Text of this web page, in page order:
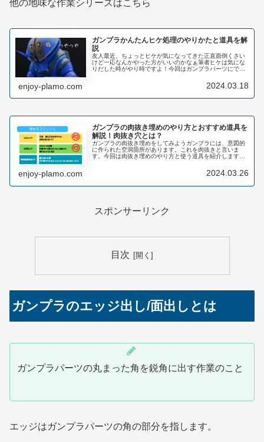
他の地味な作業シリーズはこちら
ガンプラかんたんヒケ処理のやりかたと道具を解
説
友人最近、ちょっとヒケが気になってきた正直面倒くさい
けど一応なんかやった方がいいのかなぁ筆者ヒケは気にな
りだした時がやり時ですよ！今回はガンプラパーツにでき
enjoy-plamo.com 2024.03.18
ガンプラの肉抜き埋めのやり方とおすすめ道具を
解説！肉抜き穴とは？
ガンプラの肉抜き埋めをしてみようガンプラには、意図的
に作られた空洞箇所があります。これを肉抜きと言いま
す。今回は肉抜き埋めのやり方と使う道具を紹介します。
enjoy-plamo.com 2024.03.26
スポンサーリンク
目次
ガンプラのエッジ出し/面出しとは
ガンプラパーツの丸まった角を鋭角に出す作業のこと
エッジはガンプラパーツの角の部分を指します。